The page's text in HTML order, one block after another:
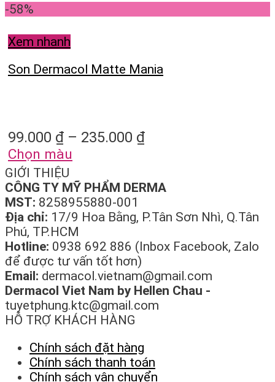
-58%
Xem nhanh
Son Dermacol Matte Mania
99.000 ₫ – 235.000 ₫
Chọn màu
GIỚI THIỆU
CÔNG TY MỸ PHẨM DERMA
MST: 8258955880-001
Địa chỉ: 17/9 Hoa Bằng, P.Tân Sơn Nhì, Q.Tân
Phú, TP.HCM
Hotline: 0938 692 886 (Inbox Facebook, Zalo
để được tư vấn tốt hơn)
Email: dermacol.vietnam@gmail.com
Dermacol Viet Nam by Hellen Chau -
tuyetphung.ktc@gmail.com
HỖ TRỢ KHÁCH HÀNG
Chính sách đặt hàng
Chính sách thanh toán
Chính sách vận chuyển